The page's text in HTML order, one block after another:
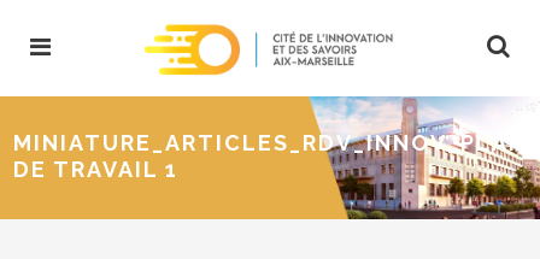
MINIATURE_ARTICLES_RDV_INNOV_PLAN
DE TRAVAIL 1